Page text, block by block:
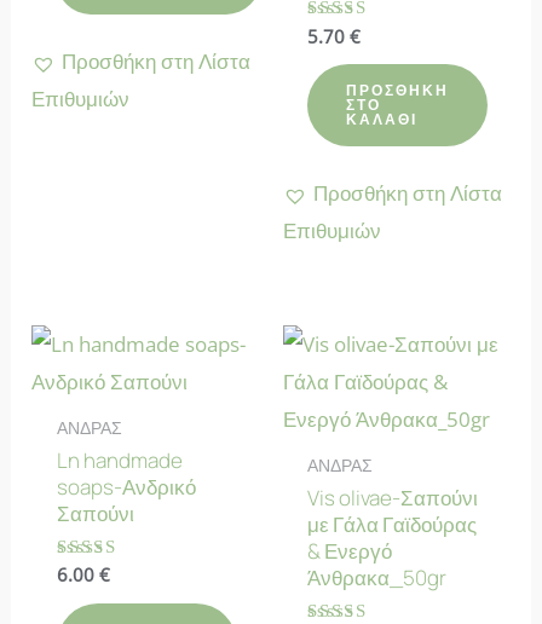
Προσθήκη στη Λίστα
Επιθυμιών
Βαθμολογήθηκε
4.75
από 5
5.70€
ΠΡΟΣΘΉΚΗ
ΣΤΟ
ΚΑΛΆΘΙ
Προσθήκη στη Λίστα
Επιθυμιών
ΑΝΔΡΑΣ
Ln handmade
soaps-Ανδρικό
Σαπούνι
Βαθμολογήθηκε
4.73
6.00 €
ΑΝΔΡΑΣ
Vis olivae-Σαπούνι
με Γάλα Γαϊδούρας
& Ενεργό
Άνθρακα_50gr